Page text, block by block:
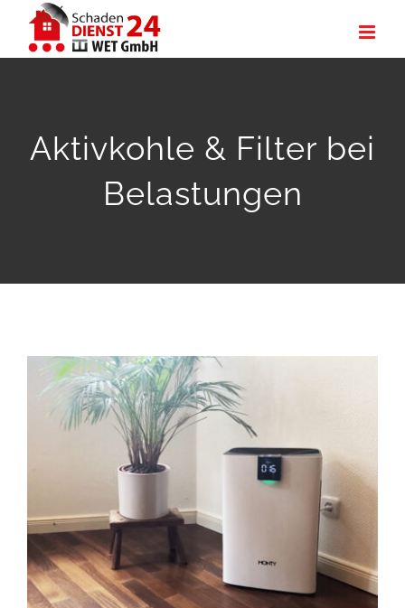
Inhalt
Aktivkohle & Filter bei
Belastungen